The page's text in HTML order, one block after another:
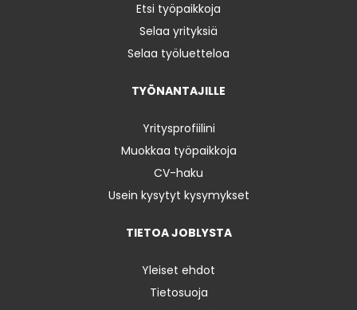
Etsi työpaikkoja
Selaa yrityksiä
Selaa työluetteloa
TYÖNANTAJILLE
Yritysprofiilini
Muokkaa työpaikkoja
CV-haku
Usein kysytyt kysymykset
TIETOA JOBLYSTA
Yleiset ehdot
Tietosuoja